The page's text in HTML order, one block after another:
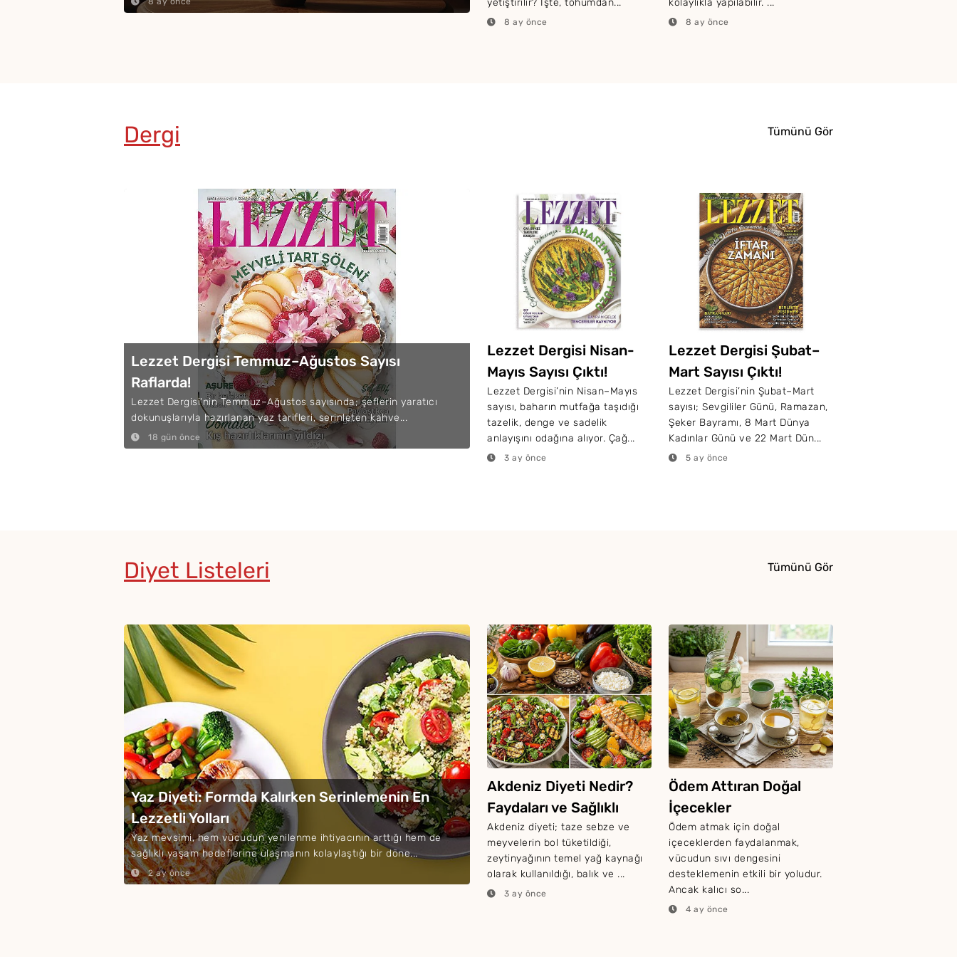
yetiştirilir? İşte, tohumdan...
8 ay önce
kolaylıkla yapılabilir. ...
8 ay önce
Dergi Tümünü Gör
Lezzet Dergisi Temmuz–Ağustos Sayısı
Raflarda!
Lezzet Dergisi'nin Temmuz–Ağustos sayısında; şeflerin yaratıcı
dokunuşlarıyla hazırlanan yaz tarifleri, serinleten kahve...
18 gün önce
Lezzet Dergisi Nisan-
Mayıs Sayısı Çıktı!
Lezzet Dergisi’nin Nisan–Mayıs
sayısı, baharın mutfağa taşıdığı
tazelik, denge ve sadelik
anlayışını odağına alıyor. Çağ...
3 ay önce
Lezzet Dergisi Şubat–
Mart Sayısı Çıktı!
Lezzet Dergisi’nin Şubat–Mart
sayısı; Sevgililer Günü, Ramazan,
Şeker Bayramı, 8 Mart Dünya
Kadınlar Günü ve 22 Mart Dün...
5 ay önce
Diyet Listeleri Tümünü Gör
Yaz Diyeti: Formda Kalırken Serinlemenin En
Lezzetli Yolları
Yaz mevsimi, hem vücudun yenilenme ihtiyacının arttığı hem de
sağlıklı yaşam hedeflerine ulaşmanın kolaylaştığı bir döne...
2 ay önce
Akdeniz Diyeti Nedir?
Faydaları ve Sağlıklı
Salata Tarifleri
Akdeniz diyeti; taze sebze ve
meyvelerin bol tüketildiği,
zeytinyağının temel yağ kaynağı
olarak kullanıldığı, balık ve ...
3 ay önce
Ödem Attıran Doğal
İçecekler
Ödem atmak için doğal
içeceklerden faydalanmak,
vücudun sıvı dengesini
desteklemenin etkili bir yoludur.
Ancak kalıcı so...
4 ay önce